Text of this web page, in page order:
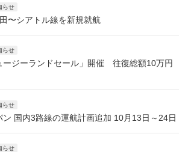
らせ
〜シアトル線を新規就航
らせ
ージーランドセール」開催 往復総額10万円
らせ
ン 国内3路線の運航計画追加 10月13日～24日
らせ